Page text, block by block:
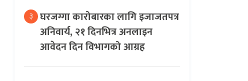
३ घरजग्गा कारोबारका लागि इजाजतपत्र
अनिवार्य, २१ दिनभित्र अनलाइन
आवेदन दिन विभागको आग्रह